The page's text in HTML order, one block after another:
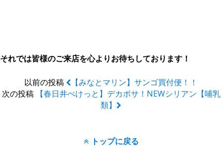
それでは皆様のご来店を心よりお待ちしております！
以前の投稿
【みなとマリン】サンゴ買付便！！
次の投稿
【春日井ぺけっと】デカボサ！NEWシリアン【哺乳
類】
トップに戻る